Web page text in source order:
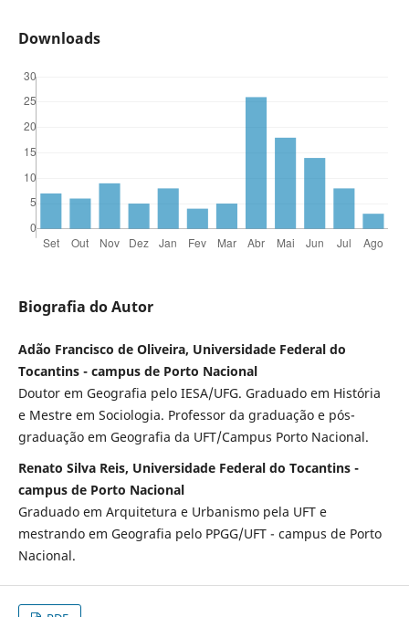
Downloads
Biografia do Autor
Adão Francisco de Oliveira, Universidade Federal do
Tocantins - campus de Porto Nacional
Doutor em Geografia pelo IESA/UFG. Graduado em História
e Mestre em Sociologia. Professor da graduação e pós-
graduação em Geografia da UFT/Campus Porto Nacional.
Renato Silva Reis, Universidade Federal do Tocantins -
campus de Porto Nacional
Graduado em Arquitetura e Urbanismo pela UFT e
mestrando em Geografia pelo PPGG/UFT - campus de Porto
Nacional.